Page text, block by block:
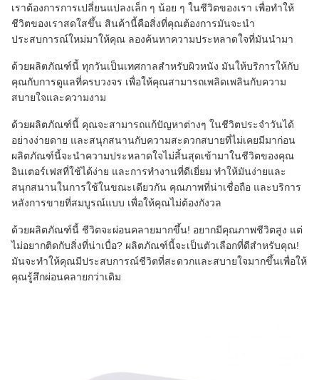
เราต้องการการเปลี่ยนแปลงเล็ก ๆ น้อย ๆ ในชีวิตของเรา เพื่อทําให้
ชีวิตของเราสดใสขึ้น สินค้านี้คือสิ่งที่คุณต้องการมันจะนํา
ประสบการณ์ใหม่มาให้คุณ ลองค้นหาความประหลาดใจที่มันนํามา
ด้วยผลิตภัณฑ์นี้ ทุกวันเป็นเทศกาลสําหรับผิวหนัง มันให้บริการให้กับ
คุณกับการดูแลที่ครบวงจร เพื่อให้คุณสามารถเพลิดเพลินกับความ
สบายใจและความงาม
ด้วยผลิตภัณฑ์นี้ คุณจะสามารถแก้ปัญหาต่างๆ ในชีวิตประจําวันได้
อย่างง่ายดาย และสนุกสนานกับความสะดวกสบายที่ไม่เคยมีมาก่อน
ผลิตภัณฑ์นี้จะนําความประหลาดใจไม่สิ้นสุดเข้ามาในชีวิตของคุณ
อินเตอร์เฟสที่ใช้ได้ง่าย และการทํางานที่ดีเยี่ยม ทําให้มันง่ายและ
สนุกสนานในการใช้ในขณะเดียวกัน คุณภาพที่น่าเชื่อถือ และบริการ
หลังการขายที่สมบูรณ์แบบ เพื่อให้คุณไม่ต้องกังวล
ด้วยผลิตภัณฑ์นี้ ชีวิตจะผ่อนคลายมากขึ้น! อยากมีคุณภาพชีวิตสูง แต่
ไม่อยากติดกับสิ่งที่น่าเบื่อ? ผลิตภัณฑ์นี้จะเป็นตัวเลือกที่ดีสําหรับคุณ!
มันจะทําให้คุณมีประสบการณ์ชีวิตที่สะดวกและสบายใจมากขึ้นเพื่อให้
คุณรู้สึกผ่อนคลายกว่าเดิม